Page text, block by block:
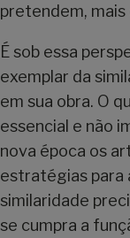
pretendem,
É sob essa
exemplar da
em sua obra. O
essencial e não
nova época os
estratégias para
similaridade
se cumpra a